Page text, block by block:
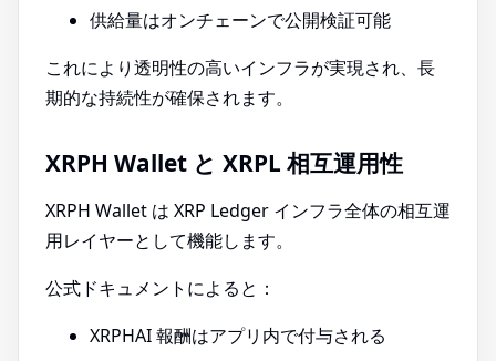
供給量はオンチェーンで公開検証可能
これにより透明性の高いインフラが実現され、長
期的な持続性が確保されます。
XRPH Wallet と XRPL 相互運用性
XRPH Wallet は XRP Ledger インフラ全体の相互運
用レイヤーとして機能します。
公式ドキュメントによると：
XRPHAI 報酬はアプリ内で付与される